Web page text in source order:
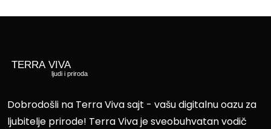
Dobrodošli na Terra Viva sajt - vašu digitalnu oazu za
ljubitelje prirode! Terra Viva je sveobuhvatan vodič